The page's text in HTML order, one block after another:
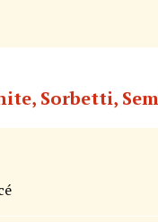
Sorbetti,